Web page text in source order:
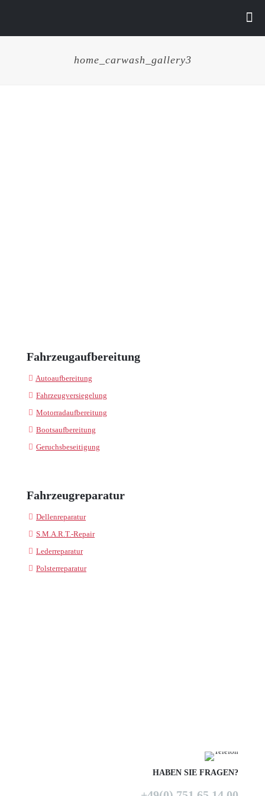
home_carwash_gallery3
Fahrzeugaufbereitung
Autoaufbereitung
Fahrzeugversiegelung
Motorradaufbereitung
Bootsaufbereitung
Geruchsbeseitigung
Fahrzeugreparatur
Dellenreparatur
S.M.A.R.T.-Repair
Lederreparatur
Polsterreparatur
HABEN SIE FRAGEN?